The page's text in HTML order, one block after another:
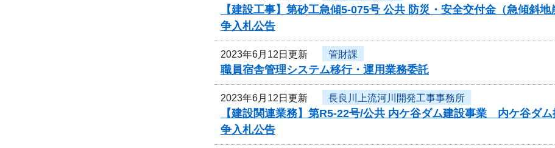
【建設工事】第砂工急傾5-075号 公共 防災・安全交付金（急傾斜
争入札公告
2023年6月12日更新 管財課
職員宿舎管理システム移行・運用業務委託
2023年6月12日更新 長良川上流河川開発工事事務所
【建設関連業務】第R5-22号/公共 内ケ谷ダム建設事業 内ケ谷ダ
争入札公告